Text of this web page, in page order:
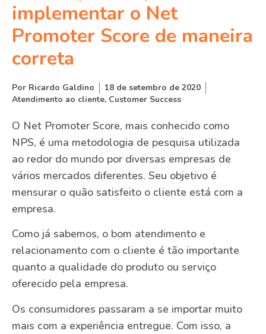
implementar o Net
Promoter Score de maneira
correta
Por Ricardo Galdino
18 de setembro de 2020
Atendimento ao cliente, Customer Success
O Net Promoter Score, mais conhecido como
NPS, é uma metodologia de pesquisa utilizada
ao redor do mundo por diversas empresas de
vários mercados diferentes. Seu objetivo é
mensurar o quão satisfeito o cliente está com a
empresa.
Como já sabemos, o bom atendimento e
relacionamento com o cliente é tão importante
quanto a qualidade do produto ou serviço
oferecido pela empresa.
Os consumidores passaram a se importar muito
mais com a experiência entregue. Com isso, a